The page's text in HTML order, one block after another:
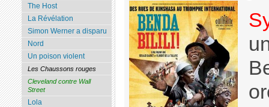
The Host
La Révélation
Simon Werner a disparu
Nord
Un poison violent
Les Chaussons rouges
Cleveland contre Wall
Street
Lola